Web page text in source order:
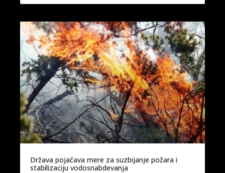
Država pojačava mere za suzbijanje požara i
stabilizaciju vodosnabdevanja